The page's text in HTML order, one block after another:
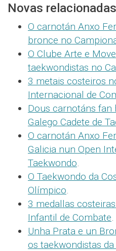
Novas relacionadas
O carnotán Anxo
bronce no
O Clube Arte e
taekwondistas no
3 metais costeiros
Internacional de
Dous carnotáns fan
Galego Cadete de
O carnotán Anxo
Galicia nun Open
Taekwondo.
O Taekwondo da
Olímpico.
3 medallas
Infantil de Combate.
Unha Prata e un
os taekwondistas